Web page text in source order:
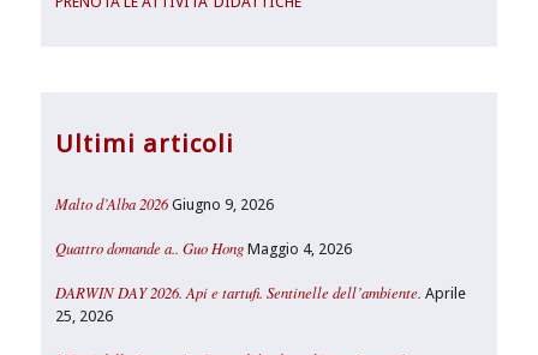
Ultimi articoli
Malto d’Alba 2026 Giugno 9, 2026
Quattro domande a.. Guo Hong Maggio 4, 2026
DARWIN DAY 2026. Api e tartufi. Sentinelle dell’ambiente. Aprile
25, 2026